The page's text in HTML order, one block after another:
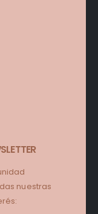
nuestras